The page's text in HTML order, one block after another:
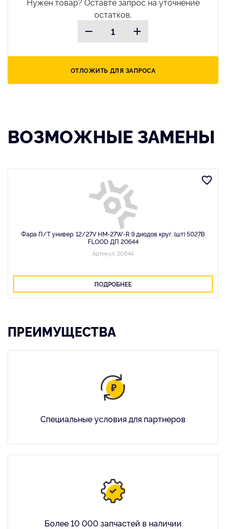
остатков.
ОТЛОЖИТЬ ДЛЯ ЗАПРОСА
ВОЗМОЖНЫЕ ЗАМЕНЫ
Фара П/Т универ. 12/27V HM-27W-R 9 диодов круг. (шт) 5027B
FLOOD ДП 20644
Артикул: 20644
ПОДРОБНЕЕ
ПРЕИМУЩЕСТВА
Специальные условия для партнеров
Более 10 000 запчастей в наличии